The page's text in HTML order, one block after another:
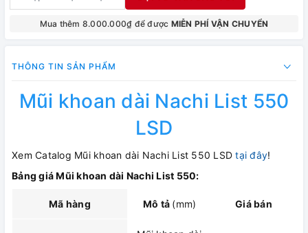
Mua thêm 8.000.000₫ để được MIỄN PHÍ VẬN CHUYỂN
THÔNG TIN SẢN PHẨM
Mũi khoan dài Nachi List 550
LSD
Xem Catalog Mũi khoan dài Nachi List 550 LSDtại đây!
Bảng giá Mũi khoan dài Nachi List 550:
Mã hàng Mô tả (mm) Giá bán